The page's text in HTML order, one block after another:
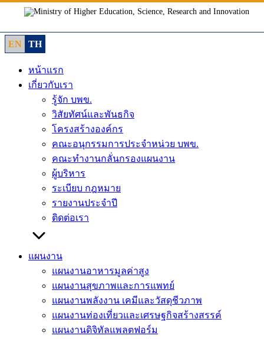
content
EN
TH
หน้าแรก
เกี่ยวกับเรา
รู้จัก บพข.
วิสัยทัศน์และพันธกิจ
โครงสร้างองค์กร
คณะอนุกรรมการประจำหน่วย บพข.
คณะทำงานกลั่นกรองแผนงาน
ผู้บริหาร
ระเบียบ กฎหมาย
รายงานประจำปี
ติดต่อเรา
แผนงาน
แผนงานอาหารมูลค่าสูง
แผนงานสุขภาพและการแพทย์
แผนงานพลังงาน เคมีและวัสดุชีวภาพ
แผนงานท่องเที่ยวและเศรษฐกิจสร้างสรรค์
แผนงานดิจิทัลแพลตฟอร์ม